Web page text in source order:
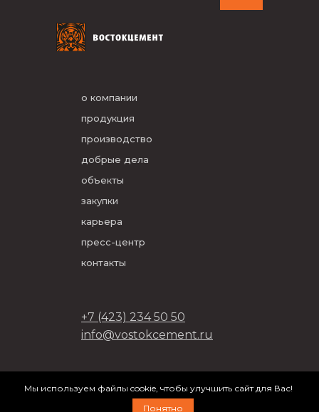
о компании
продукция
производство
добрые дела
объекты
закупки
карьера
пресс-центр
контакты
+7 (423) 234 50 50
info@vostokcement.ru
разработано вDVIGA
Мы используем файлы cookie, чтобы улучшить сайт для Вас!
Понятно